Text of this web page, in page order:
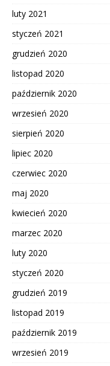
luty 2021
styczeń 2021
grudzień 2020
listopad 2020
październik 2020
wrzesień 2020
sierpień 2020
lipiec 2020
czerwiec 2020
maj 2020
kwiecień 2020
marzec 2020
luty 2020
styczeń 2020
grudzień 2019
listopad 2019
październik 2019
wrzesień 2019